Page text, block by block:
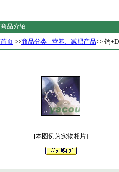
商品介绍
首页 >>商品分类 - 营养、减肥产品>> 钙
[本图例为实物相片]